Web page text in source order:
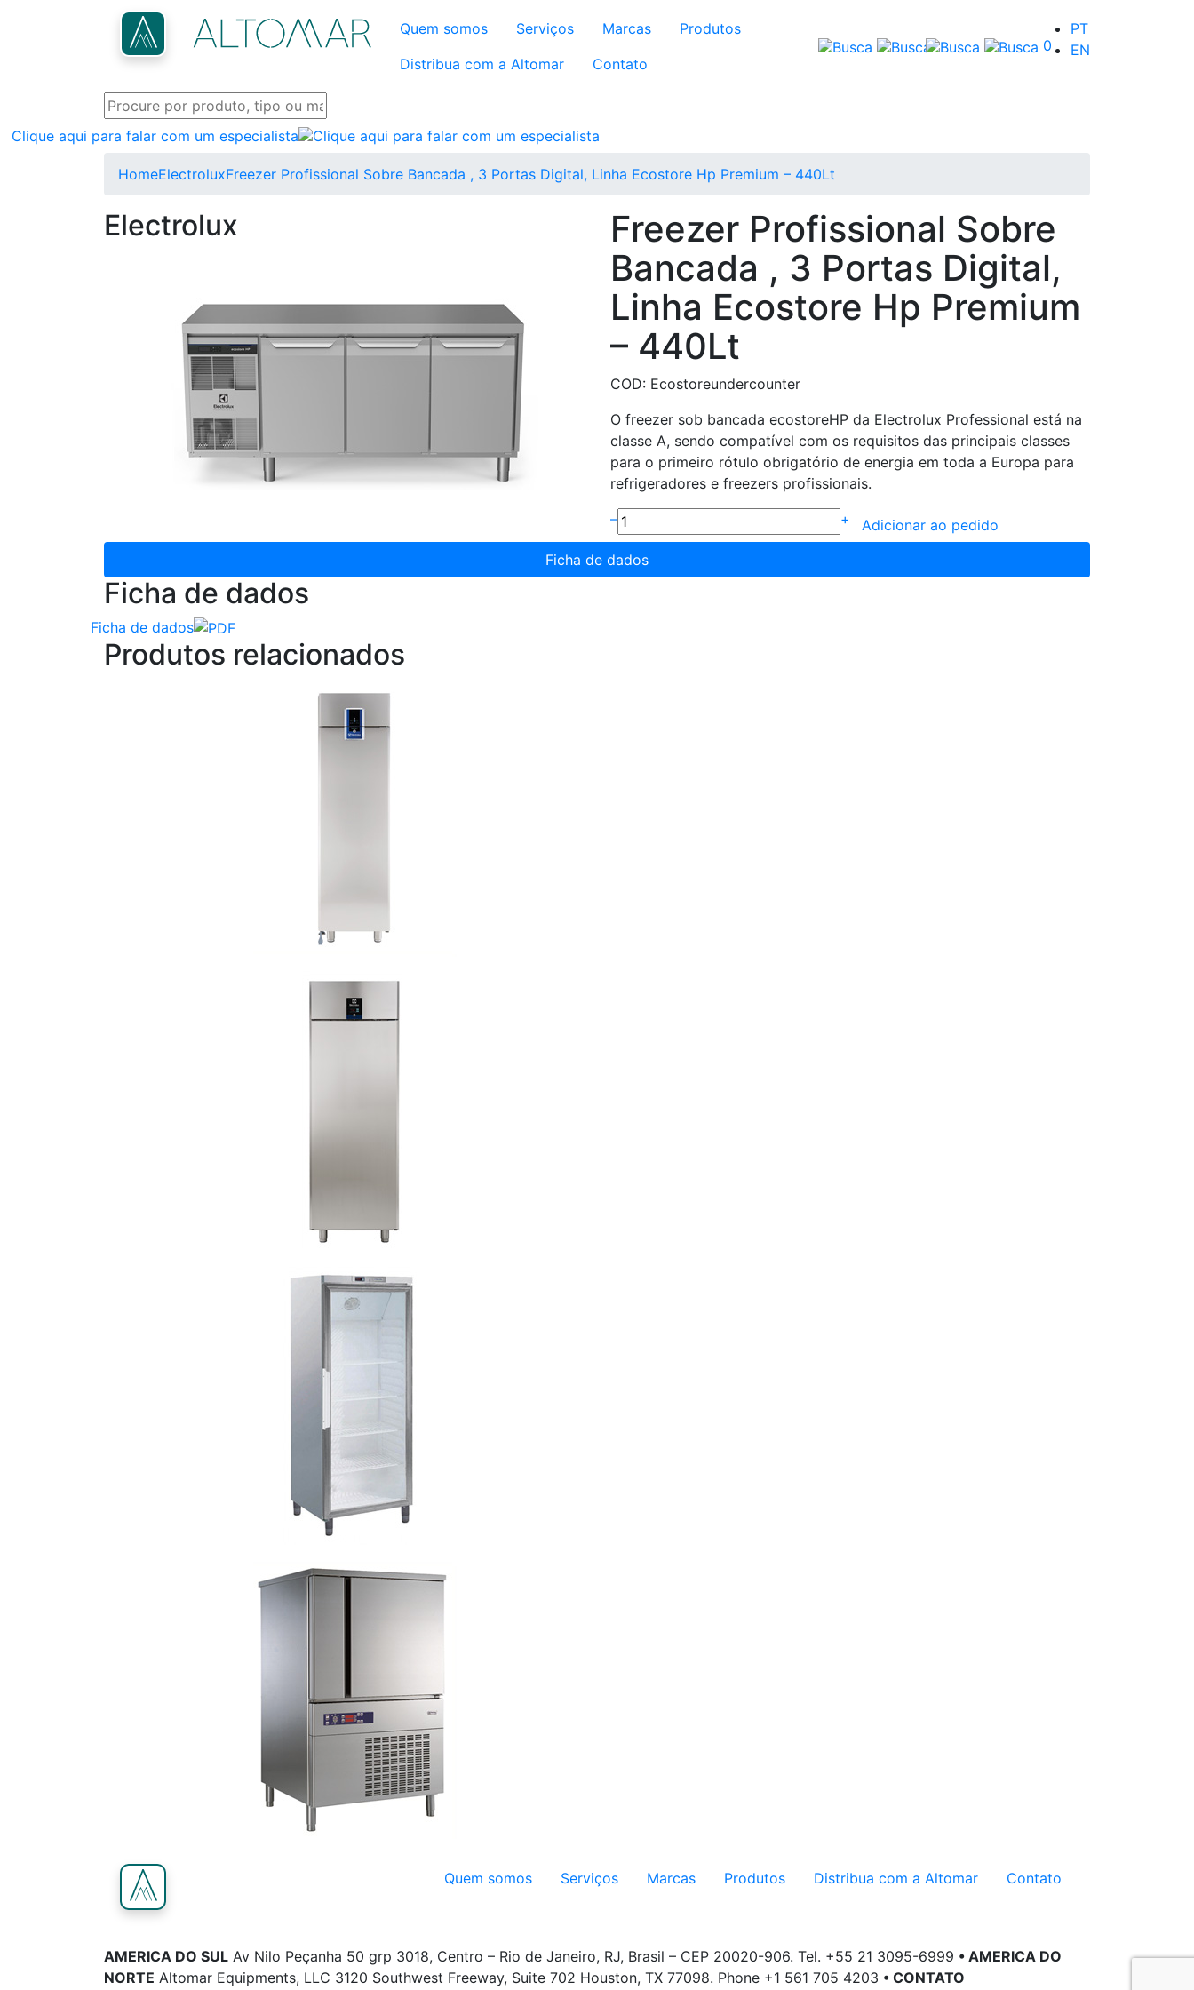
Quem somos Serviços Marcas
Produtos
Distribua com a Altomar
Contato
0
PT
EN
Clique aqui para falar com um especialista
HomeElectroluxFreezer Profissional Sobre Bancada , 3 Portas Digital, Linha Ecostore Hp Premium – 440Lt
Electrolux
Freezer Profissional Sobre
Bancada , 3 Portas Digital,
Linha Ecostore Hp Premium
– 440Lt
COD: Ecostoreundercounter
O freezer sob bancada ecostoreHP da Electrolux Professional está na
classe A, sendo compatível com os requisitos das principais classes
para o primeiro rótulo obrigatório de energia em toda a Europa para
refrigeradores e freezers profissionais.
–
+
Adicionar ao pedido
Ficha de dados
Ficha de dados
Ficha de dados
Produtos relacionados
Quem somos Serviços Marcas Produtos Distribua com a Altomar Contato
AMERICA DO SUL Av Nilo Peçanha 50 grp 3018, Centro – Rio de Janeiro, RJ, Brasil – CEP 20020-906. Tel. +55 21 3095-6999 • AMERICA DO
NORTE Altomar Equipments, LLC 3120 Southwest Freeway, Suite 702 Houston, TX 77098. Phone +1 561 705 4203 • CONTATO